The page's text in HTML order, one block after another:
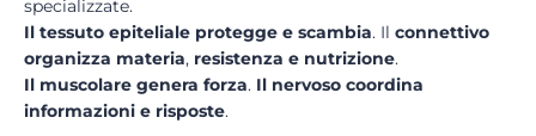
specializzate.
Il tessuto epiteliale protegge e scambia. Il connettivo
organizza materia, resistenza e nutrizione.
Il muscolare genera forza. Il nervoso coordina
informazioni e risposte.